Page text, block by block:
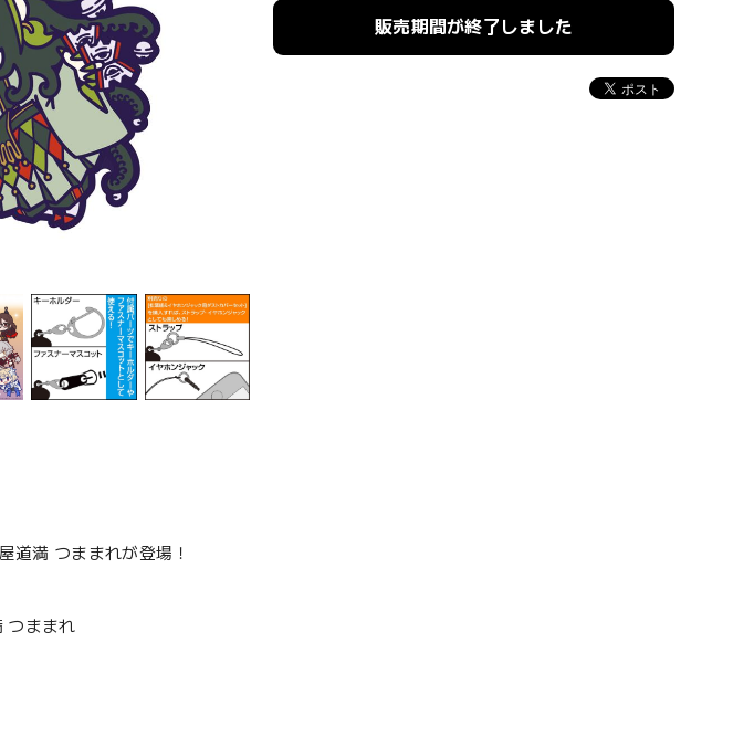
販売期間が終了しました
道満 つままれが登場！
つままれ